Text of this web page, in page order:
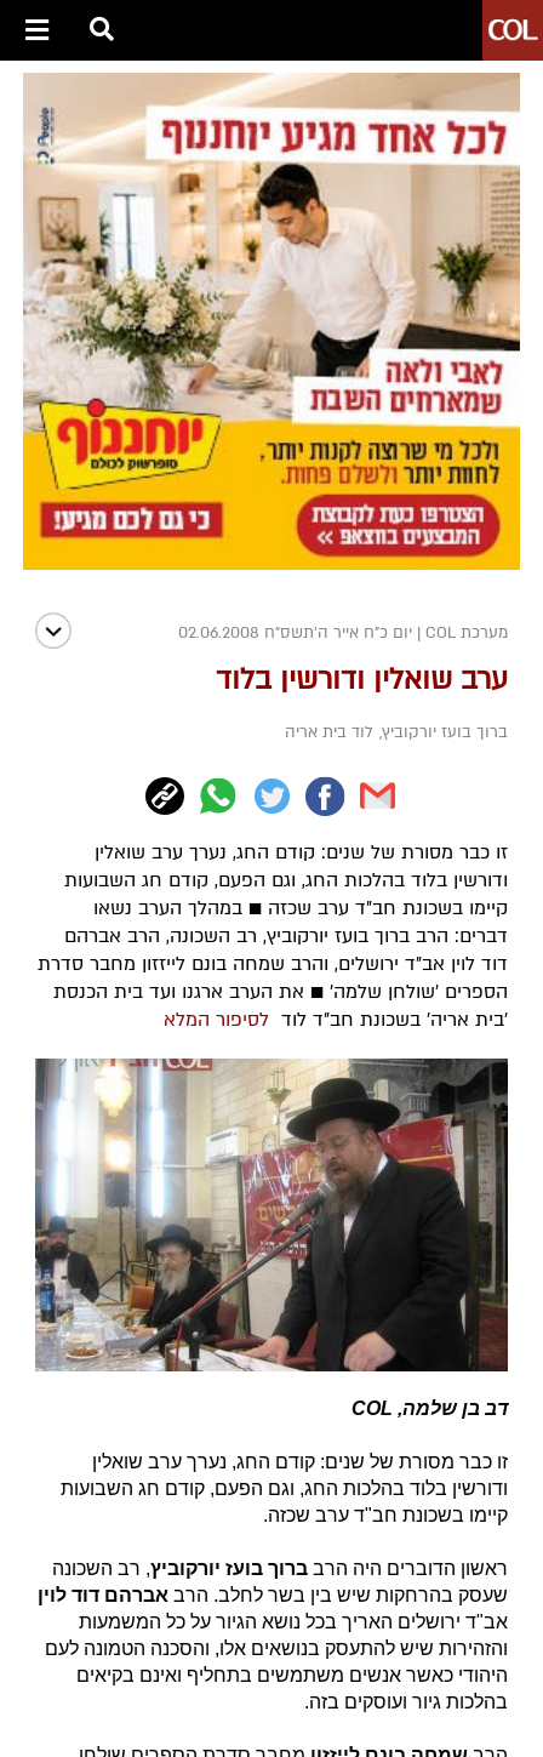
מערכת COL | יום כ"ח אייר ה׳תשס״ח 02.06.2008
ערב שואלין ודורשין בלוד
ברוך בועז יורקוביץ, לוד בית אריה
זו כבר מסורת של שנים: קודם החג, נערך ערב שואלין
ודורשין בלוד בהלכות החג, וגם הפעם, קודם חג השבועות
קיימו בשכונת חב"ד ערב שכזה ■ במהלך הערב נשאו
דברים: הרב ברוך בועז יורקוביץ, רב השכונה, הרב אברהם
דוד לוין אב"ד ירושלים, והרב שמחה בונם לייזזון מחבר סדרת
הספרים 'שולחן שלמה' ■ את הערב ארגנו ועד בית הכנסת
'בית אריה' בשכונת חב"ד לוד לסיפור המלא
דב בן שלמה, COL
זו כבר מסורת של שנים: קודם החג, נערך ערב שואלין
ודורשין בלוד בהלכות החג, וגם הפעם, קודם חג השבועות
קיימו בשכונת חב"ד ערב שכזה.
ראשון הדוברים היה הרב ברוך בועז יורקוביץ, רב השכונה
שעסק בהרחקות שיש בין בשר לחלב. הרב אברהם דוד לוין
אב"ד ירושלים האריך בכל נושא הגיור על כל המשמעות
והזהירות שיש להתעסק בנושאים אלו, והסכנה הטמונה לעם
היהודי כאשר אנשים משתמשים בתחליף ואינם בקיאים
בהלכות גיור ועוסקים בזה.